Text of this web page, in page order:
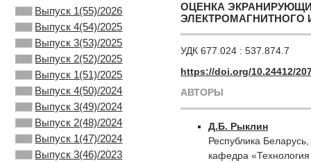
Выпуск 1(55)/2026
Выпуск 4(54)/2025
Выпуск 3(53)/2025
Выпуск 2(52)/2025
Выпуск 1(51)/2025
Выпуск 4(50)/2024
Выпуск 3(49)/2024
Выпуск 2(48)/2024
Выпуск 1(47)/2024
Выпуск 3(46)/2023
ОЦЕНКА
ЭЛЕКТРОМАГНИТНОГО
УДК 677.024 : 537.874.7
https://doi.org/10.24412/
АВТОРЫ
Д.Б. Рыклин
Республика
кафедра